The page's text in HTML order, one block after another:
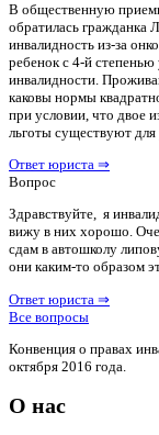
В общественную
обратилась гражданка
инвалидность из-за
ребенок с 4-й
инвалидности.
каковы нормы
при условии, что двое
льготы существуют
Ответ юриста ⇒
Вопрос
Здравствуйте, я
вижу в них хорошо.
сдам в автошколу
они каким-то образом
Ответ юриста ⇒
Все вопросы
Конвенция о правах
октября 2016 года.
О нас